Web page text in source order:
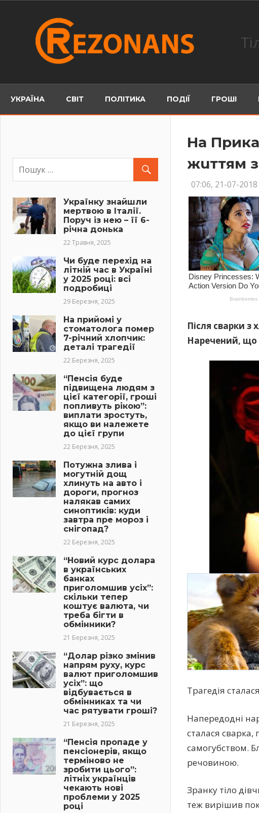
УКРАЇНА СВІТ ПОЛІТИКА ПОДІЇ ГРОШІ
На
жuттям
07:06, 21-07-2018
Після свapки
Наречений, що
Тpaгeдія
Напередодні
сталася
caмогyбcтвом.
речовиною.
Зранку тiлo
теж вирішив
Українку знайшли
мертвою в Італії.
Поруч із нею – її 6-
річна донька
22 Травня, 2025
Чи буде перехід на
літній час в Україні
у 2025 році: всі
подробиці
29 Березня, 2025
На прийомі у
стоматолога помер
7-річний хлопчик:
деталі трагедії
22 Березня, 2025
“Пенсія буде
підвищена людям з
цієї категорії, гроші
попливуть рікою”:
виплати зростуть,
якщо ви належете
до цієї групи
22 Березня, 2025
Потужна злива і
могутній дощ
хлинуть на авто і
дороги, прогноз
налякав самих
синоптиків: куди
завтра пре мороз і
снігопад?
22 Березня, 2025
“Новий курс долара
в українських
банках
приголомшив усіх”:
скільки тепер
коштує валюта, чи
треба бігти в
обмінники?
21 Березня, 2025
“Долар різко змінив
напрям руху, курс
валют приголомшив
усіх”: що
відбувається в
обмінниках та чи
час рятувати гроші?
21 Березня, 2025
“Пенсія пропаде у
пенсіонерів, якщо
терміново не
зробити цього”:
літніх українців
чекають нові
проблеми у 2025
році